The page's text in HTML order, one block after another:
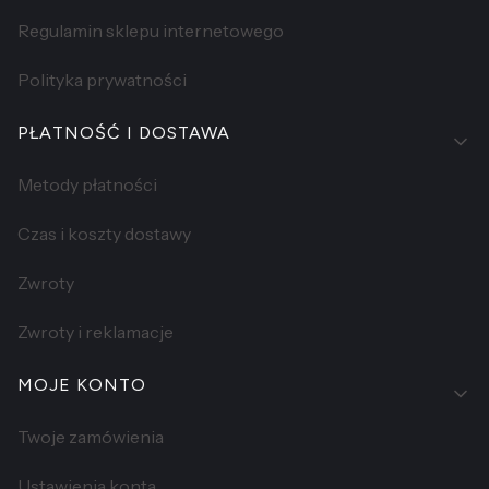
Regulamin sklepu internetowego
Polityka prywatności
PŁATNOŚĆ I DOSTAWA
Metody płatności
Czas i koszty dostawy
Zwroty
Zwroty i reklamacje
MOJE KONTO
Twoje zamówienia